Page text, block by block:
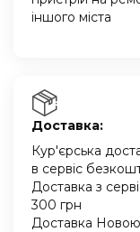
іншого міста
Доставка:
Кур'єрська
в сервіс
Доставка з
300 грн
Доставка Новою